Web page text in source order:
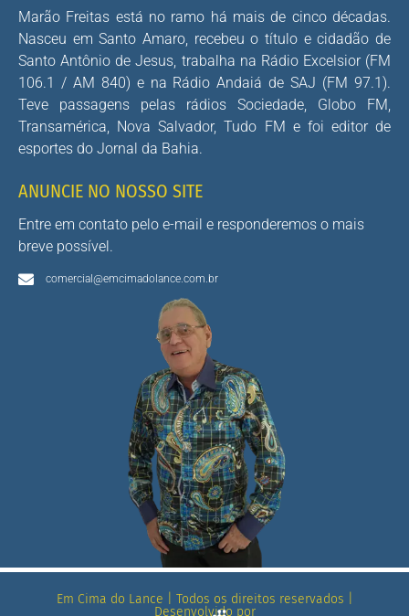
Marão Freitas está no ramo há mais de cinco décadas.
Nasceu em Santo Amaro, recebeu o título e cidadão de
Santo Antônio de Jesus, trabalha na Rádio Excelsior (FM
106.1 / AM 840) e na Rádio Andaiá de SAJ (FM 97.1).
Teve passagens pelas rádios Sociedade, Globo FM,
Transamérica, Nova Salvador, Tudo FM e foi editor de
esportes do Jornal da Bahia.
ANUNCIE NO NOSSO SITE
Entre em contato pelo e-mail e responderemos o mais
breve possível.
comercial@emcimadolance.com.br
Em Cima do Lance | Todos os direitos reservados |
Desenvolvido por